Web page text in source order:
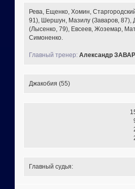
Рева, Ещенко, Хомин,
91), Шершун, Мазилу (Заваров, 87),
(Лысенко, 79), Евсеев, Жоземар,
Симоненко.
Главный тренер: Александр
Джакобия (55)
Главный судья: